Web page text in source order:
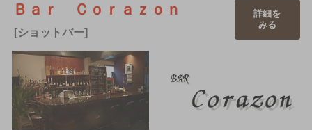
Ｂａｒ Ｃｏｒａｚｏｎ
[ショットバー]
詳細を
みる